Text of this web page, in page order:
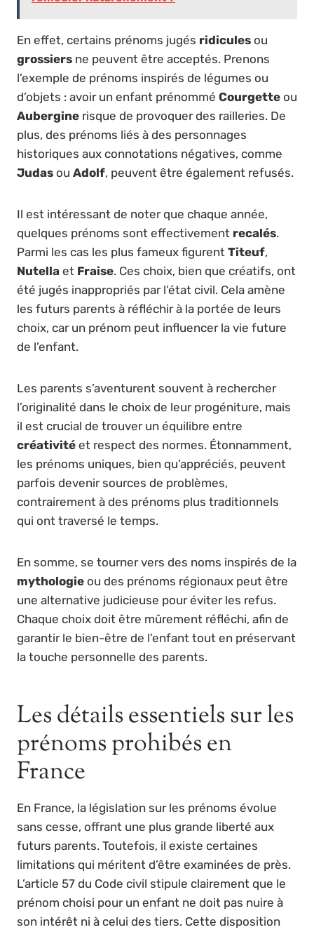
En effet, certains prénoms jugés ridicules ou
grossiers ne peuvent être acceptés. Prenons
l’exemple de prénoms inspirés de légumes ou
d’objets : avoir un enfant prénommé Courgette ou
Aubergine risque de provoquer des railleries. De
plus, des prénoms liés à des personnages
historiques aux connotations négatives, comme
Judas ou Adolf, peuvent être également refusés.
Il est intéressant de noter que chaque année,
quelques prénoms sont effectivement recalés.
Parmi les cas les plus fameux figurent Titeuf,
Nutella et Fraise. Ces choix, bien que créatifs, ont
été jugés inappropriés par l’état civil. Cela amène
les futurs parents à réfléchir à la portée de leurs
choix, car un prénom peut influencer la vie future
de l’enfant.
Les parents s’aventurent souvent à rechercher
l’originalité dans le choix de leur progéniture, mais
il est crucial de trouver un équilibre entre
créativité et respect des normes. Étonnamment,
les prénoms uniques, bien qu’appréciés, peuvent
parfois devenir sources de problèmes,
contrairement à des prénoms plus traditionnels
qui ont traversé le temps.
En somme, se tourner vers des noms inspirés de la
mythologie ou des prénoms régionaux peut être
une alternative judicieuse pour éviter les refus.
Chaque choix doit être mûrement réfléchi, afin de
garantir le bien-être de l’enfant tout en préservant
la touche personnelle des parents.
Les détails essentiels sur les
prénoms prohibés en
France
En France, la législation sur les prénoms évolue
sans cesse, offrant une plus grande liberté aux
futurs parents. Toutefois, il existe certaines
limitations qui méritent d’être examinées de près.
L’article 57 du Code civil stipule clairement que le
prénom choisi pour un enfant ne doit pas nuire à
son intérêt ni à celui des tiers. Cette disposition